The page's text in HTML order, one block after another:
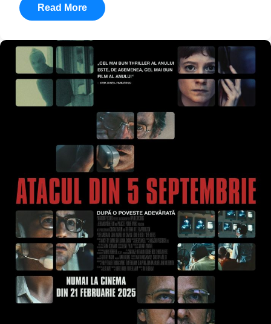
Read More